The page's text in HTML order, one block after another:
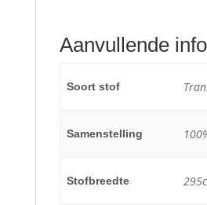
Aanvullende
Soort stof
Samenstelling
Stofbreedte